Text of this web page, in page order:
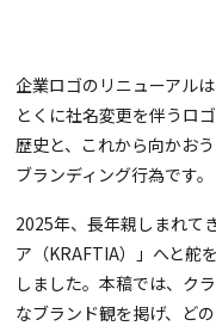
企業ロゴのリニューアル
とくに社名変更を伴うロ
歴史と、これから向かお
ブランディング行為です。
2025年、長年親しまれて
ア（KRAFTIA）」へと舵
しました。本稿では、ク
なブランド観を掲げ、ど